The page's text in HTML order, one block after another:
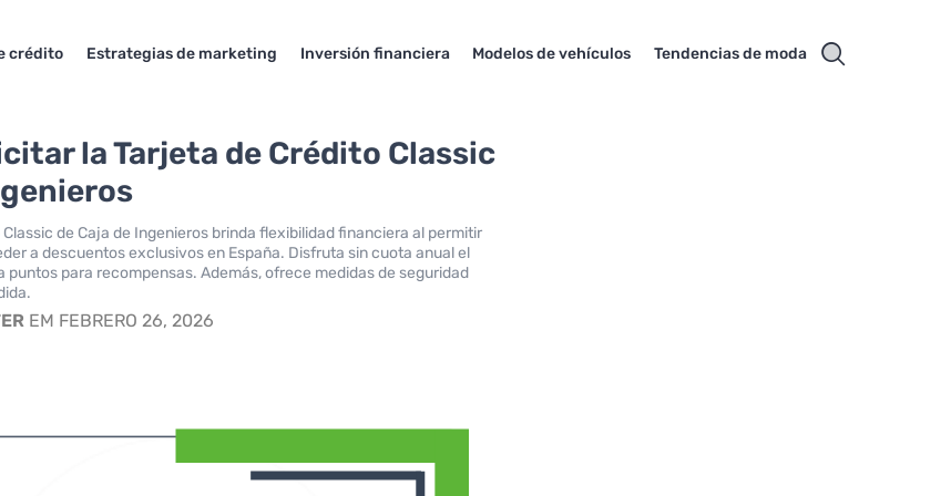
crédito Estrategias de marketing Inversión financiera Modelos de vehículos Tendencias de moda
la Tarjeta de Crédito Classic
de Caja de Ingenieros brinda flexibilidad financiera al permitir
a descuentos exclusivos en España. Disfruta sin cuota anual el
puntos para recompensas. Además, ofrece medidas de seguridad
EM FEBRERO 26, 2026